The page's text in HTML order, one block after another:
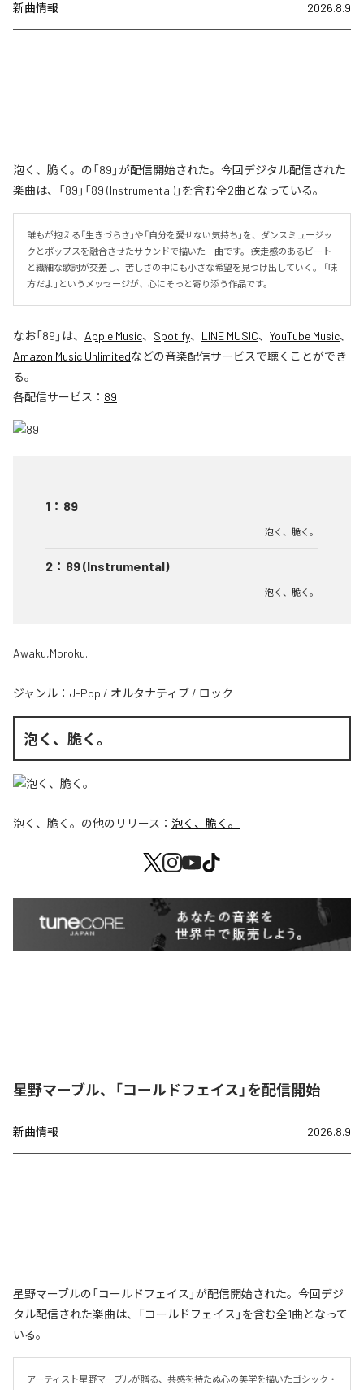
新曲情報 2026.8.9
泡く、脆く。の「89」が配信開始された。今回デジタル配信された
楽曲は、「89」「89 (Instrumental)」を含む全2曲となっている。
誰もが抱える「生きづらさ」や「自分を愛せない気持ち」を、ダンスミュージッ
クとポップスを融合させたサウンドで描いた一曲です。 疾走感のあるビート
と繊細な歌詞が交差し、苦しさの中にも小さな希望を見つけ出していく。 「味
方だよ」というメッセージが、心にそっと寄り添う作品です。
なお「89 」は、 Apple Music、 Spotify、 LINE MUSIC、 YouTube Music、
Amazon Music Unlimitedなどの音楽配信サービスで聴くことができ
る。
各配信サービス： 89
1 ： 89
泡く、脆く。
2 ： 89 (Instrumental)
泡く、脆く。
Awaku,Moroku.
ジャンル： J-Pop / オルタナティブ / ロック
泡く、脆く。
泡く、脆く。 の他のリリース： 泡く、脆く。
星野マーブル、「コールドフェイス」を配信開始
新曲情報 2026.8.9
星野マーブルの「コールドフェイス」が配信開始された。今回デジ
タル配信された楽曲は、「コールドフェイス」を含む全1曲となって
いる。
アーティスト星野マーブルが贈る、共感を持たぬ心の美学を描いたゴシック・